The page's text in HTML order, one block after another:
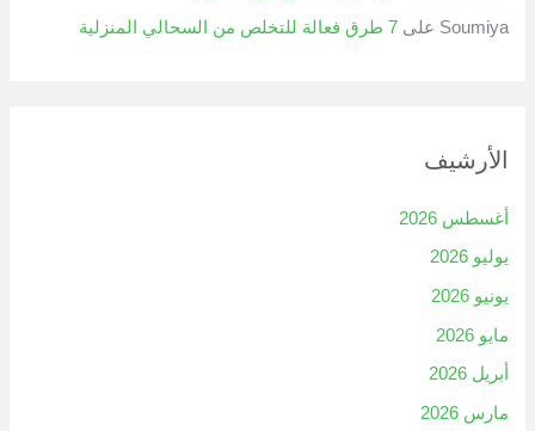
Soumiya على7 طرق فعالة للتخلص من السحالي المنزلية
الأرشيف
أغسطس 2026
يوليو 2026
يونيو 2026
مايو 2026
أبريل 2026
مارس 2026